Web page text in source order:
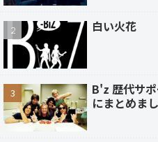
白い火花
B'z 歴代サ
にまとめまし